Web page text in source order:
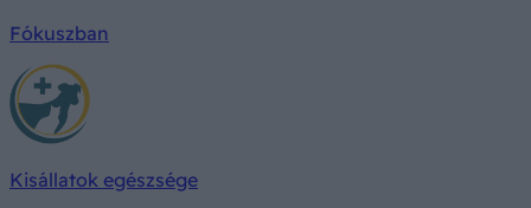
Fókuszban
Kisállatok egészsége